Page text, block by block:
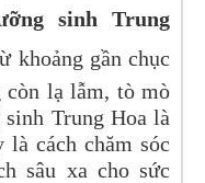
sinh Trung
khoảng gần chục
còn lạ lẫm, tò mò
Trung Hoa là
là cách chăm sóc
sâu xa cho sức